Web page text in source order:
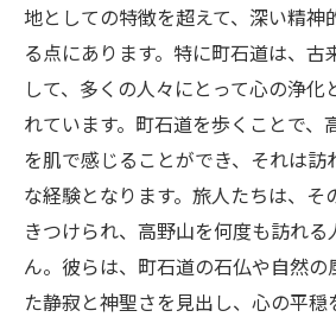
地としての特徴を超えて、深い精神
る点にあります。特に町石道は、古
して、多くの人々にとって心の浄化
れています。町石道を歩くことで、
を肌で感じることができ、それは訪
な経験となります。旅人たちは、そ
きつけられ、高野山を何度も訪れ
ん。彼らは、町石道の石仏や自然
た静寂と神聖さを見出し、心の平穏